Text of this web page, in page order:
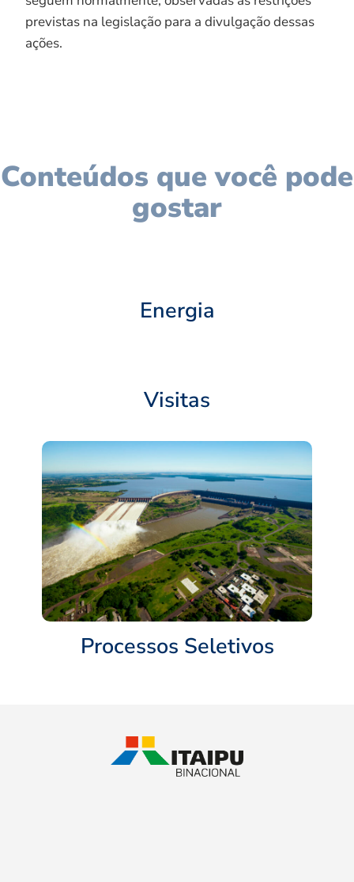
previstas na legislação para a divulgação dessas
ações.
Conteúdos que você pode
gostar
Energia
Visitas
Processos Seletivos